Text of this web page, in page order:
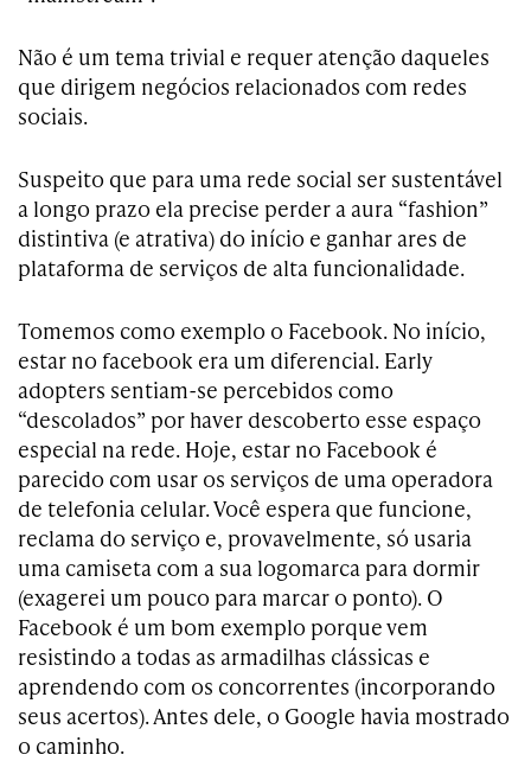
Não é um tema trivial e requer atenção daqueles
que dirigem negócios relacionados com redes
sociais.
Suspeito que para uma rede social ser sustentável
a longo prazo ela precise perder a aura “fashion”
distintiva (e atrativa) do início e ganhar ares de
plataforma de serviços de alta funcionalidade.
Tomemos como exemplo o Facebook. No início,
estar no facebook era um diferencial. Early
adopters sentiam-se percebidos como
“descolados” por haver descoberto esse espaço
especial na rede. Hoje, estar no Facebook é
parecido com usar os serviços de uma operadora
de telefonia celular. Você espera que funcione,
reclama do serviço e, provavelmente, só usaria
uma camiseta com a sua logomarca para dormir
(exagerei um pouco para marcar o ponto). O
Facebook é um bom exemplo porque vem
resistindo a todas as armadilhas clássicas e
aprendendo com os concorrentes (incorporando
seus acertos). Antes dele, o Google havia mostrado
o caminho.